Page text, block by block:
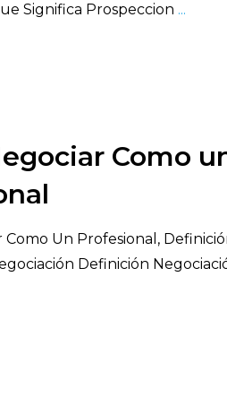
Significa Prospeccion ...
Como
Como Un Profesional,
Definición